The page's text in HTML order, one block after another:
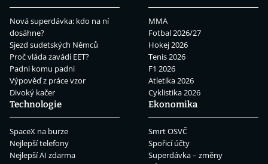
Nová superdávka: kdo na ní
dosáhne?
Sjezd sudetských Němců
Proč vláda zavádí EET?
Padni komu padni
Výpověď z práce vzor
Divoký kačer
MMA
Fotbal 2026/27
Hokej 2026
Tenis 2026
F1 2026
Atletika 2026
Cyklistika 2026
Technologie
SpaceX na burze
Nejlepší telefony
Nejlepší AI zdarma
Ekonomika
Smrt OSVČ
Spořicí účty
Superdávka – změny